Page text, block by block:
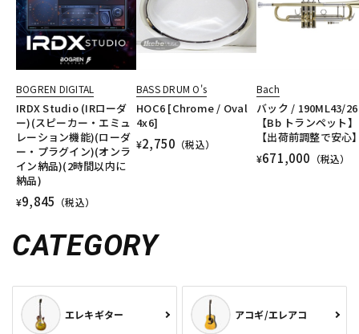
BOGREN DIGITAL
IRDX Studio (IRローダ
ー)(スピーカー・エミュ
レーション機能)(ローダ
ー・プラグイン)(オンラ
イン納品)(2時間以内に
納品)
¥9,845 （税込）
BASS DRUM O's
HOC6 [Chrome / Oval
4x6]
¥2,750 （税込）
Bach
バック / 190ML43/26
【Bb トランペット】
【出荷前調整で安心
¥671,000 （税込）
CATEGORY
エレキギター アコギ/エレアコ